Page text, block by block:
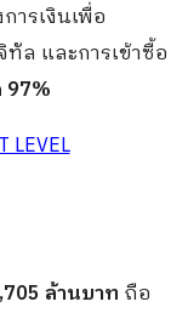
ารเงินเพื่อ
ล และการเข้าซื้อ
97%
ล้านบาท ถือ